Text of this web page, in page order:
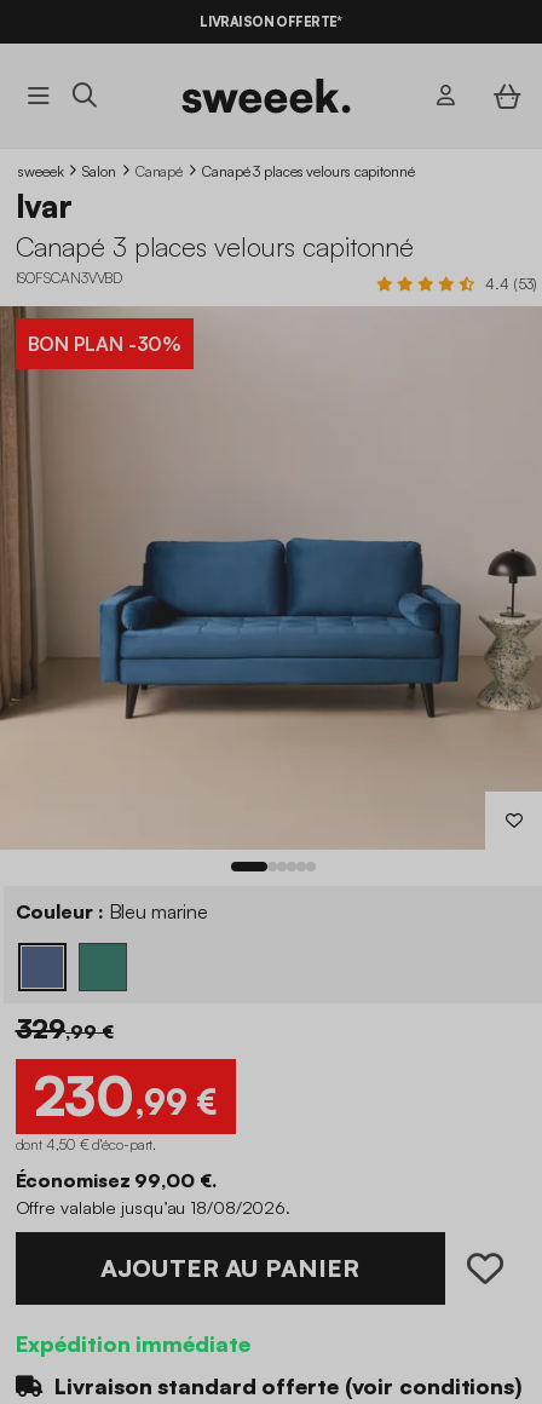
LIVRAISON OFFERTE*
sweeek Salon Canapé Canapé 3 places velours capitonné
Ivar
Canapé 3 places velours capitonné
ISOFSCAN3VVBD 4.4 (53)
BON PLAN -30%
Couleur : Bleu marine
329,99 €
230,99 €
dont 4,50 € d'éco-part.
Économisez 99,00 €.
Offre valable jusqu’au 18/08/2026.
AJOUTER AU PANIER
Expédition immédiate
Livraison standard offerte (voir conditions)